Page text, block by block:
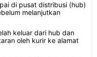
di pusat distribusi (hub)
melanjutkan
keluar dari hub dan
oleh kurir ke alamat